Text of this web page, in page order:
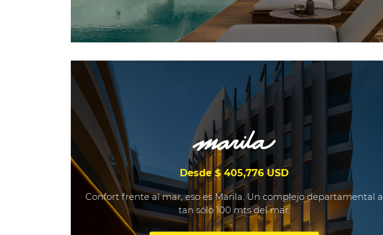
Desde $ 405,776 USD
Confort frente al mar, eso es Marila. Un complejo departamental a
tan sólo 100 mts del mar.